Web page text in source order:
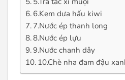
6.Kem dưa hấu kiwi
7.Nước ép thanh long
8.Nước ép lựu
9.Nước chanh dây
10.Chè nha đam đậu